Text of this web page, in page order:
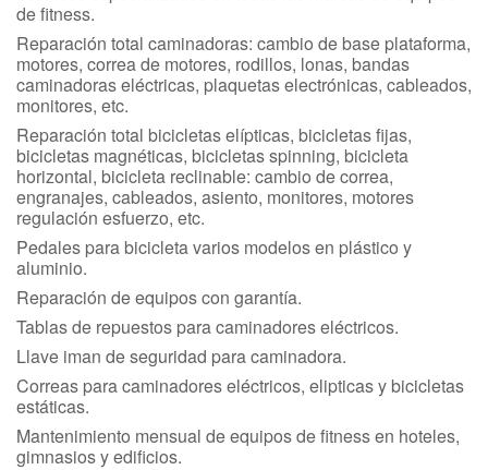
de fitness.
Reparación total caminadoras: cambio de base plataforma,
motores, correa de motores, rodillos, lonas, bandas
caminadoras eléctricas, plaquetas electrónicas, cableados,
monitores, etc.
Reparación total bicicletas elípticas, bicicletas fijas,
bicicletas magnéticas, bicicletas spinning, bicicleta
horizontal, bicicleta reclinable: cambio de correa,
engranajes, cableados, asiento, monitores, motores
regulación esfuerzo, etc.
Pedales para bicicleta varios modelos en plástico y
aluminio.
Reparación de equipos con garantía.
Tablas de repuestos para caminadores eléctricos.
Llave iman de seguridad para caminadora.
Correas para caminadores eléctricos, elipticas y bicicletas
estáticas.
Mantenimiento mensual de equipos de fitness en hoteles,
gimnasios y edificios.